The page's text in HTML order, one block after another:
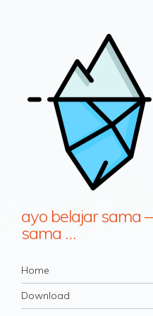
ayo belajar sama –
sama …
Navigation
Skip to content
Home
Download